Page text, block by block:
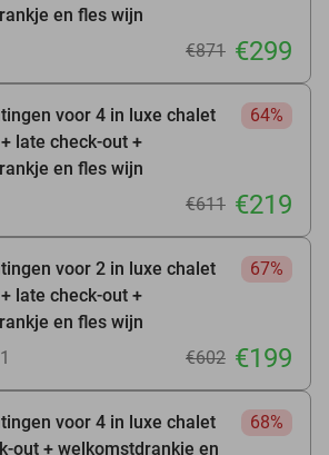
en fles wijn
€871 €299
voor 4 in luxe chalet
late check-out +
en fles wijn
64%
€611 €219
voor 2 in luxe chalet
late check-out +
en fles wijn
67%
€602 €199
voor 4 in luxe chalet
out + welkomstdrankje en
68%